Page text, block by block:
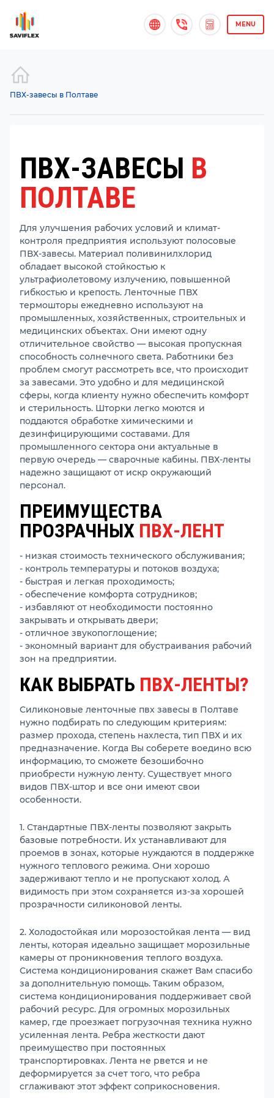
MENU
ПВХ-завесы в Полтаве
ПВХ-ЗАВЕСЫ В
ПОЛТАВЕ
Для улучшения рабочих условий и климат-
контроля предприятия используют полосовые
ПВХ-завесы. Материал поливинилхлорид
обладает высокой стойкостью к
ультрафиолетовому излучению, повышенной
гибкостью и крепость. Ленточные ПВХ
термошторы ежедневно используют на
промышленных, хозяйственных, строительных и
медицинских объектах. Они имеют одну
отличительное свойство — высокая пропускная
способность солнечного света. Работники без
проблем смогут рассмотреть все, что происходит
за завесами. Это удобно и для медицинской
сферы, когда клиенту нужно обеспечить комфорт
и стерильность. Шторки легко моются и
поддаются обработке химическими и
дезинфицирующими составами. Для
промышленного сектора они актуальные в
первую очередь — сварочные кабины. ПВХ-ленты
надежно защищают от искр окружающий
персонал.
ПРЕИМУЩЕСТВА
ПРОЗРАЧНЫХ ПВХ-ЛЕНТ
- низкая стоимость технического обслуживания;
- контроль температуры и потоков воздуха;
- быстрая и легкая проходимость;
- обеспечение комфорта сотрудников;
- избавляют от необходимости постоянно
закрывать и открывать двери;
- отличное звукопоглощение;
- экономный вариант для обустраивания рабочий
зон на предприятии.
КАК ВЫБРАТЬ ПВХ-ЛЕНТЫ?
Силиконовые ленточные пвх завесы в Полтаве
нужно подбирать по следующим критериям:
размер прохода, степень нахлеста, тип ПВХ и их
предназначение. Когда Вы соберете воедино всю
информацию, то сможете безошибочно
приобрести нужную ленту. Существует много
видов ПВХ-штор и все они имеют свои
особенности.
1. Стандартные ПВХ-ленты позволяют закрыть
базовые потребности. Их устанавливают для
проемов в зонах, которые нуждаются в поддержке
нужного теплового режима. Они хорошо
задерживают тепло и не пропускают холод. А
видимость при этом сохраняется из-за хорошей
прозрачности силиконовой ленты.
2. Холодостойкая или морозостойкая лента — вид
ленты, которая идеально защищает морозильные
камеры от проникновения теплого воздуха.
Система кондиционирования скажет Вам спасибо
за дополнительную помощь. Таким образом,
система кондиционирования поддерживает свой
рабочий ресурс. Для огромных морозильных
камер, где проезжает погрузочная техника нужно
усиленная лента. Ребра жесткости дают
преимущество при постоянных
транспортировках. Лента не рвется и не
деформируется за счет того, что ребра
сглаживают этот эффект соприкосновения.